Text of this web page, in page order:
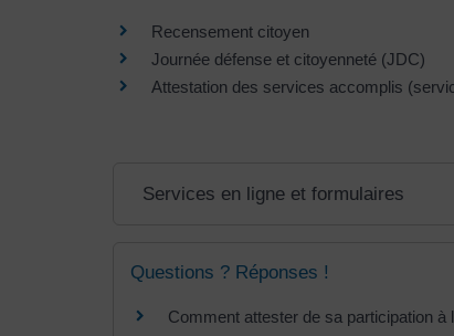
Recensement citoyen
Journée défense et citoyenneté (JDC)
Attestation des services accomplis
Services en ligne et formulaires
Questions ? Réponses !
Comment attester de sa participation à